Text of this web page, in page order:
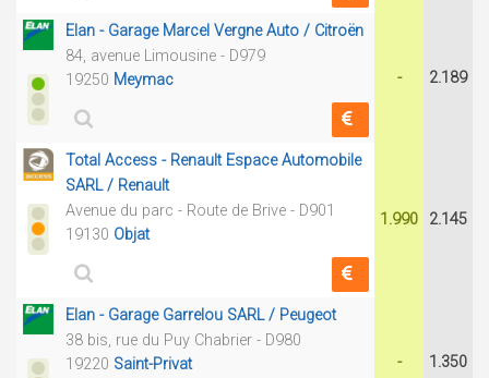
Elan - Garage Marcel Vergne Auto / Citroën
84, avenue Limousine - D979
19250 Meymac - 2.189
Total Access - Renault Espace Automobile
SARL / Renault
Avenue du parc - Route de Brive - D901
19130 Objat
1.990 2.145
Elan - Garage Garrelou SARL / Peugeot
38 bis, rue du Puy Chabrier - D980
19220 Saint-Privat - 1.350